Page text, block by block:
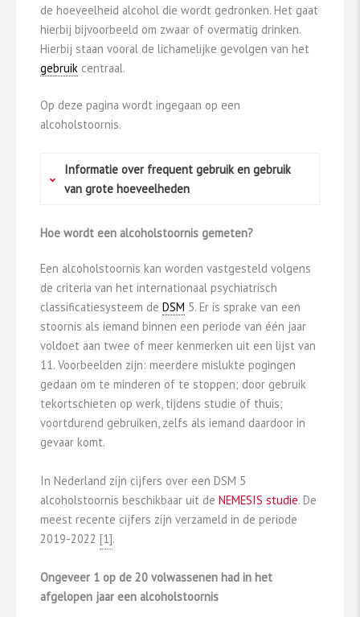
de hoeveelheid alcohol die wordt gedronken. Het gaat
hierbij bijvoorbeeld om zwaar of overmatig drinken.
Hierbij staan vooral de lichamelijke gevolgen van het
gebruik centraal.
Op deze pagina wordt ingegaan op een
alcoholstoornis.
Informatie over frequent gebruik en gebruik
van grote hoeveelheden
Gegevens over frequent gebruik en het
voor verschillende groepen op deze pagina’s:
Alcoholgebruik onder uitgaande jongeren
en jongvolwassenen
Alcoholgebruik onder volwassenen
Dronkenschap en binge drinken onder
scholieren regulier voortgezet onderwijs
Dronkenschap en binge drinken onder
scholieren regulier voortgezet onderwijs
Alcoholvergiftigingen onder jongeren
jongeren en jongvolwassenen
Alcoholgebruik onder studenten
Hoe wordt een alcoholstoornis gemeten?
Een alcoholstoornis kan worden vastgesteld volgens
de criteria van het internationaal psychiatrisch
classificatiesysteem de DSM 5. Er is sprake van een
stoornis als iemand binnen een periode van één jaar
voldoet aan twee of meer kenmerken uit een lijst van
11. Voorbeelden zijn: meerdere mislukte pogingen
gedaan om te minderen of te stoppen; door gebruik
tekortschieten op werk, tijdens studie of thuis;
voortdurend gebruiken, zelfs als iemand daardoor in
gevaar komt.
In Nederland zijn cijfers over een DSM 5
alcoholstoornis beschikbaar uit de NEMESIS studie. De
meest recente cijfers zijn verzameld in de periode
2019-2022 ​[1]​.
Ongeveer 1 op de 20 volwassenen had in het
afgelopen jaar een alcoholstoornis